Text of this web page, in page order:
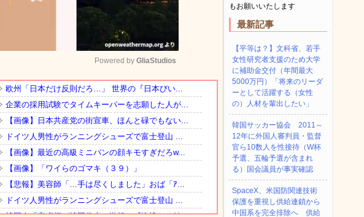
Mute
Powered by GliaStudios
もお願いいたします
最新記事
【平等は？】文科省、若手
女性研究者支援のため大学
に補助金交付（年間最大
5000万円）「将来のリーダ
ーとして活躍する（女性
の）人材を輩出したい」
韓国サッカー協会 2011～
12年に外国人審判員・監督
官ら10数人を性接待（W杯
予選、五輪予選が含まれ
る）国会議員が事実確認
SpaceX、米国防関連技術
保護を重視し供給連鎖から
中国系を完全排除へ 供給